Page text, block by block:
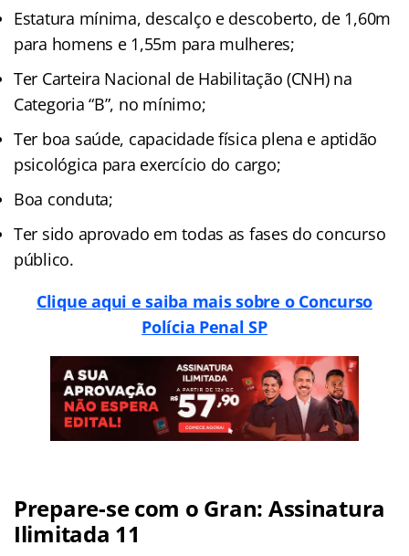
Estatura mínima, descalço e descoberto, de 1,60m
para homens e 1,55m para mulheres;
Ter Carteira Nacional de Habilitação (CNH) na
Categoria “B”, no mínimo;
Ter boa saúde, capacidade física plena e aptidão
psicológica para exercício do cargo;
Boa conduta;
Ter sido aprovado em todas as fases do concurso
público.
Clique aqui e saiba mais sobre o Concurso
Polícia Penal SP
Prepare-se com o Gran: Assinatura
Ilimitada 11